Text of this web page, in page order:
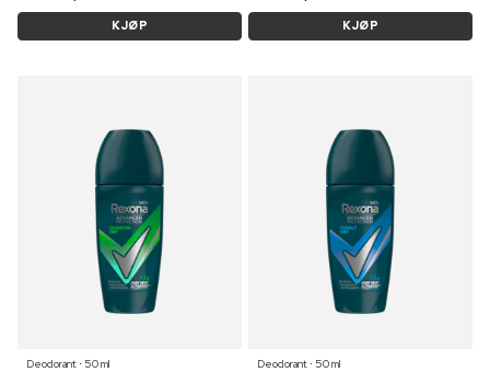
KJØP KJØP
Deodorant ⋅ 50 ml
Deodorant ⋅ 50 ml